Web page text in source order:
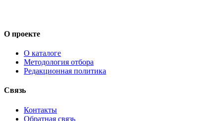
О проекте
О каталоге
Методология отбора
Редакционная политика
Связь
Контакты
Обратная связь